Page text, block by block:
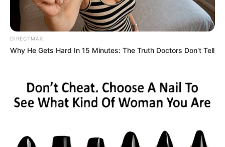
DIRECTMAX
Why He Gets Hard In 15 Minutes: The Truth Doctors Don't Tell